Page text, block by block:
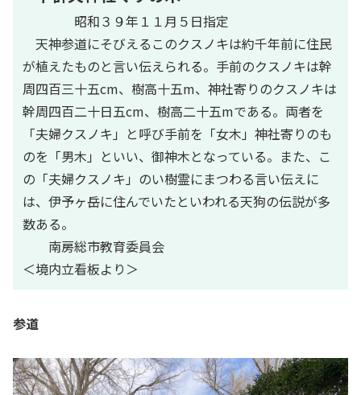
昭和３９年１１月５日指定
天神参道にそびえるこのクスノキは約千年前に住民
が植えたものと言い伝えられる。手前のクスノキは幹
周四百三十五cm、樹高十五m、神社寄りのクスノキは
幹周四百二十日五cm、樹高二十五mである。両者を
「夫婦クスノキ」と呼び手前を「女木」神社寄りのも
のを「男木」といい、御神木となっている。また、こ
の「夫婦クスノキ」のい樹霊にまつわる言い伝えに
は、伊予ヶ岳に住んでいたといわれる天狗の伝説が多
数ある。
南房総市教育委員会
＜境内立看板より＞
参道